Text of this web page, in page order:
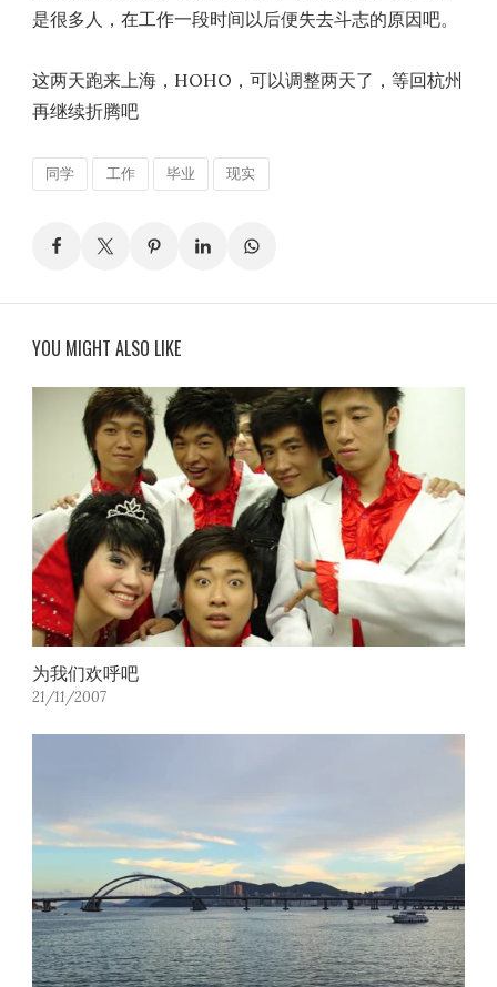
是很多人，在工作一段时间以后便失去斗志的原因吧。
这两天跑来上海，HOHO，可以调整两天了，等回杭州
再继续折腾吧
同学 工作 毕业 现实
YOU MIGHT ALSO LIKE
为我们欢呼吧
21/11/2007